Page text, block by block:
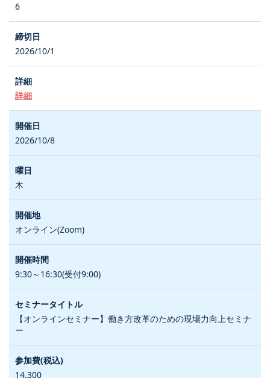
6
2026/10/1
詳細
2026/10/8
木
オンライン(Zoom)
9:30～16:30(受付9:00)
【オンラインセミナー】働き方改革のための現場力向上セミナ
ー
14,300